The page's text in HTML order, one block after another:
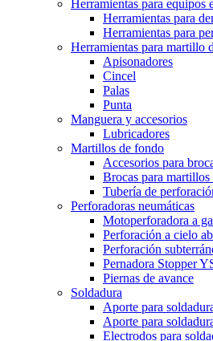
Herramientas para equipos
Herramientas para
Herramientas para
Herramientas para martillo
Apisonadores
Cincel
Palas
Punta
Manguera y accesorios
Lubricadores
Martillos de fondo
Accesorios para
Brocas para
Tubería de
Perforadoras neumáticas
Motoperforadora a
Perforación a cielo
Perforación
Pernadora Stopper
Piernas de avance
Soldadura
Aporte para
Aporte para
Electrodos para